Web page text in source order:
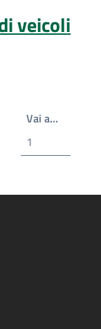
veicoli
Vai a…